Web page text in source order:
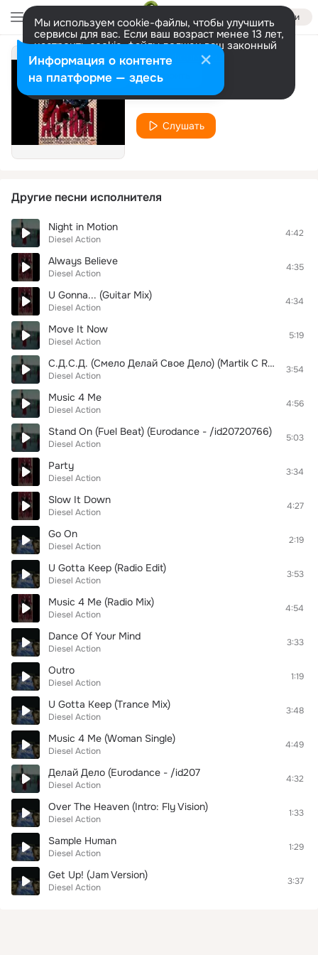
Войти
Мы используем cookie-файлы, чтобы улучшить
сервисы для вас. Если ваш возраст менее 13 лет,
настроить cookie-файлы должен ваш законный
представитель. Больше информации
Разрешить все Настроить
Feel The Groove
Diesel Action
Слушать
Другие песни исполнителя
Night in Motion
Diesel Action
4:42
Always Believe
Diesel Action
4:35
U Gonna... (Guitar Mix)
Diesel Action
4:34
Move It Now
Diesel Action
5:19
С.Д.С.Д. (Смело Делай Свое Дело) (Martik C Remix)
Diesel Action
3:54
Music 4 Me
Diesel Action
4:56
Stand On (Fuel Beat) (Eurodance - /id20720766)
Diesel Action
5:03
Party
Diesel Action
3:34
Slow It Down
Diesel Action
4:27
Go On
Diesel Action
2:19
U Gotta Keep (Radio Edit)
Diesel Action
3:53
Music 4 Me (Radio Mix)
Diesel Action
4:54
Dance Of Your Mind
Diesel Action
3:33
Outro
Diesel Action
1:19
U Gotta Keep (Trance Mix)
Diesel Action
3:48
Music 4 Me (Woman Single)
Diesel Action
4:49
Делай Дело (Eurodance - /id207
Diesel Action
4:32
Over The Heaven (Intro: Fly Vision)
Diesel Action
1:33
Sample Human
Diesel Action
1:29
Get Up! (Jam Version)
Diesel Action
3:37
Информация о контенте
на платформе — здесь